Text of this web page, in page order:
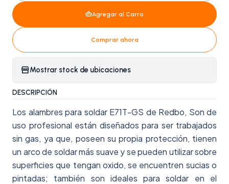
Agregar al Carro
Comprar ahora
Mostrar stock de ubicaciones
DESCRIPCIÓN
Los alambres para soldar E71T-GS de Redbo, Son de
uso profesional están diseñados para ser trabajados
sin gas, ya que, poseen su propia protección, tienen
un arco de soldar más suave y se pueden utilizar sobre
superficies que tengan oxido, se encuentren sucias o
pintadas; también son ideales para soldar en el